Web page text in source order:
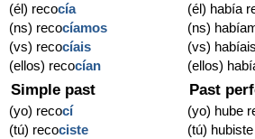
(él) recocía
(ns) recocíamos
(vs) recocíais
(ellos) recocían
(él) había
(ns)
(vs)
(ellos)
Simple past
(yo) recocí
(tú) recociste
Past
(yo) hube
(tú)